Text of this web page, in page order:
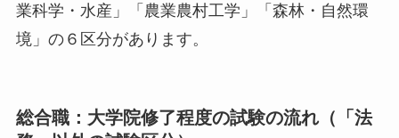
業科学・水産」「農業農村工学」「森林・自然環
境」の６区分があります。
総合職：大学院修了程度の試験の流れ（「法